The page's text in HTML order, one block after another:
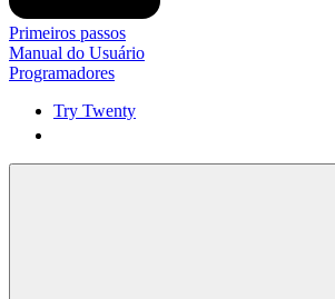
Primeiros passos
Manual do Usuário
Programadores
Try Twenty